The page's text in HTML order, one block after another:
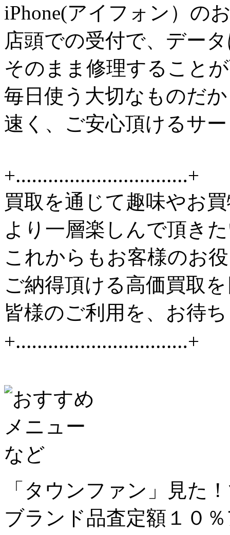
iPhone(アイフォン）の
店頭での受付で、デー
そのまま修理すること
毎日使う大切なものだ
速く、ご安心頂けるサ
+‥‥‥‥‥‥‥‥‥‥‥‥‥‥‥‥+
買取を通じて趣味やお
より一層楽しんで頂き
これからもお客様のお
ご納得頂ける高価買取
皆様のご利用を、お待
+‥‥‥‥‥‥‥‥‥‥‥‥‥‥‥‥+
「タウンファン」見た
ブランド品査定額１０